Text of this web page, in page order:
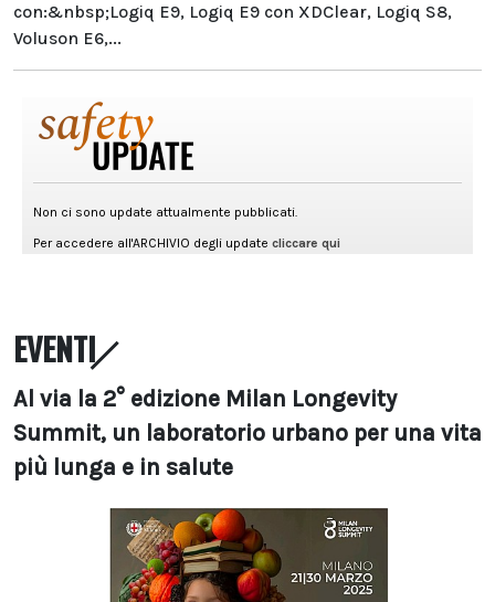
con:&nbsp;Logiq E9, Logiq E9 con XDClear, Logiq S8,
Voluson E6,...
EVENTI
Al via la 2° edizione Milan Longevity
Summit, un laboratorio urbano per una vita
più lunga e in salute